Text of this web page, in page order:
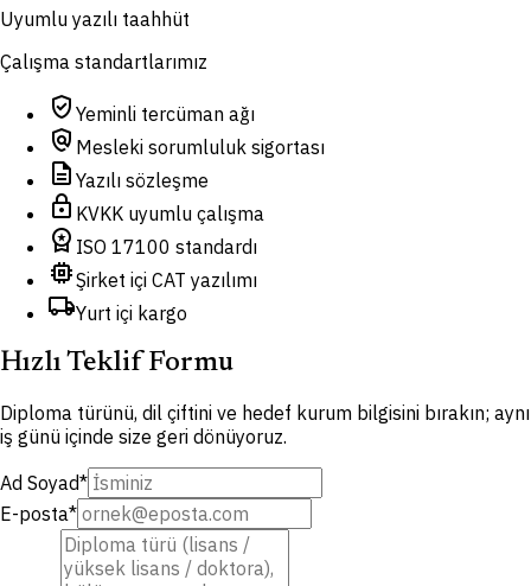
Uyumlu yazılı taahhüt
Çalışma standartlarımız
verified_user Yeminli tercüman ağı
policy Mesleki sorumluluk sigortası
description Yazılı sözleşme
lock KVKK uyumlu çalışma
workspace_premium ISO 17100 standardı
memoryŞirket içi CAT yazılımı
local_shippingYurt içi kargo
Hızlı Teklif Formu
Diploma türünü, dil çiftini ve hedef kurum bilgisini bırakın; aynı
iş günü içinde size geri dönüyoruz.
Ad Soyad*
E-posta*